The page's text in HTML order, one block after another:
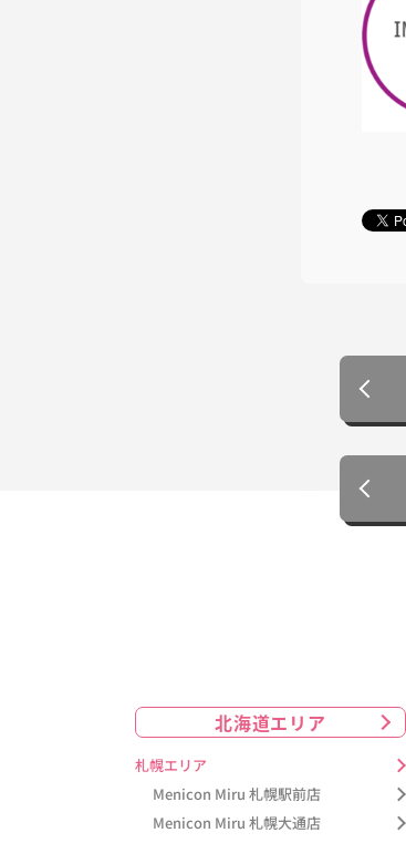
北海道エリア
札幌エリア
Menicon Miru 札幌駅前店
Menicon Miru 札幌大通店